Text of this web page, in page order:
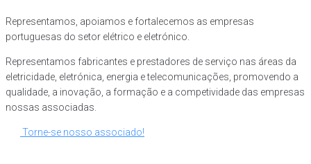
Representamos, apoiamos e fortalecemos as empresas
portuguesas do setor elétrico e eletrónico.
Representamos fabricantes e prestadores de serviço nas áreas da
eletricidade, eletrónica, energia e telecomunicações, promovendo a
qualidade, a inovação, a formação e a competividade das empresas
nossas associadas.
Torne-se nosso associado!